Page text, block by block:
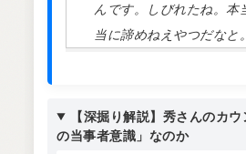
んです。しびれたね。本
当に諦めねえやつだなと。
【深掘り解説】秀さんのカ
の当事者意識」なのか